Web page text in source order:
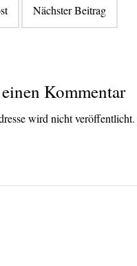
Nächster Beitrag
Kommentar
wird nicht veröffentlicht.